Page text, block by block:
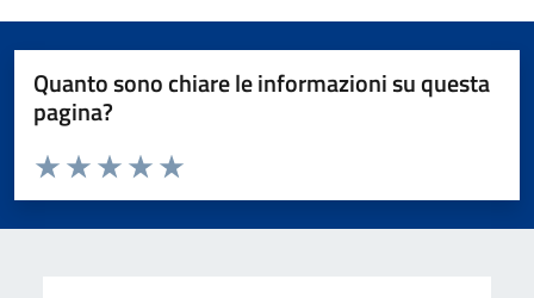
Quanto sono chiare le informazioni su questa
pagina?
Valuta da 1 a 5 stelle la pagina
Valuta 5 stelle su 5
Valuta 4 stelle su 5
Valuta 3 stelle su 5
Valuta 2 stelle su 5
Valuta 1 stelle su 5